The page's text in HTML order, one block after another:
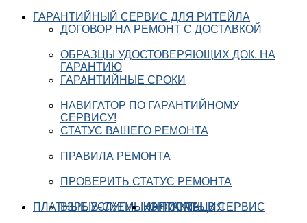
ГАРАНТИЙНЫЙ СЕРВИС ДЛЯ РИТЕЙЛА
ДОГОВОР НА РЕМОНТ С ДОСТАВКОЙ
ОБРАЗЦЫ УДОСТОВЕРЯЮЩИХ ДОК. НА
ГАРАНТИЮ
ГАРАНТИЙНЫЕ СРОКИ
НАВИГАТОР ПО ГАРАНТИЙНОМУ
СЕРВИСУ!
СТАТУС ВАШЕГО РЕМОНТА
ПРАВИЛА РЕМОНТА
ПРОВЕРИТЬ СТАТУС РЕМОНТА
ПЛАТНЫЕ УСЛУГИ ИНФОРМАЦИЯ
ВЗРЫВ-СХЕМЫ КОНТАКТЫ
НАПИСАТЬ В СЕРВИС